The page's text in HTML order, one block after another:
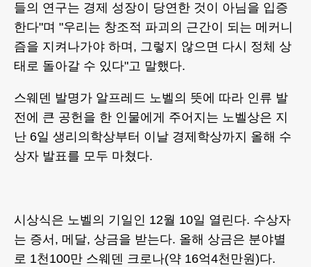
들의 연구는 경제 성장이 당연한 것이 아님을 입증
한다"며 "우리는 창조적 파괴의 근간이 되는 메커니
즘을 지켜나가야 하며, 그렇지 않으면 다시 정체 상
태로 돌아갈 수 있다"고 말했다.
스웨덴 발명가 알프레드 노벨의 뜻에 따라 인류 발
전에 큰 공헌을 한 인물에게 주어지는 노벨상은 지
난 6일 생리의학상부터 이날 경제학상까지 올해 수
상자 발표를 모두 마쳤다.
시상식은 노벨의 기일인 12월 10일 열린다. 수상자
는 증서, 메달, 상금을 받는다. 올해 상금은 분야별
로 1천100만 스웨덴 크로나(약 16억4천만원)다.